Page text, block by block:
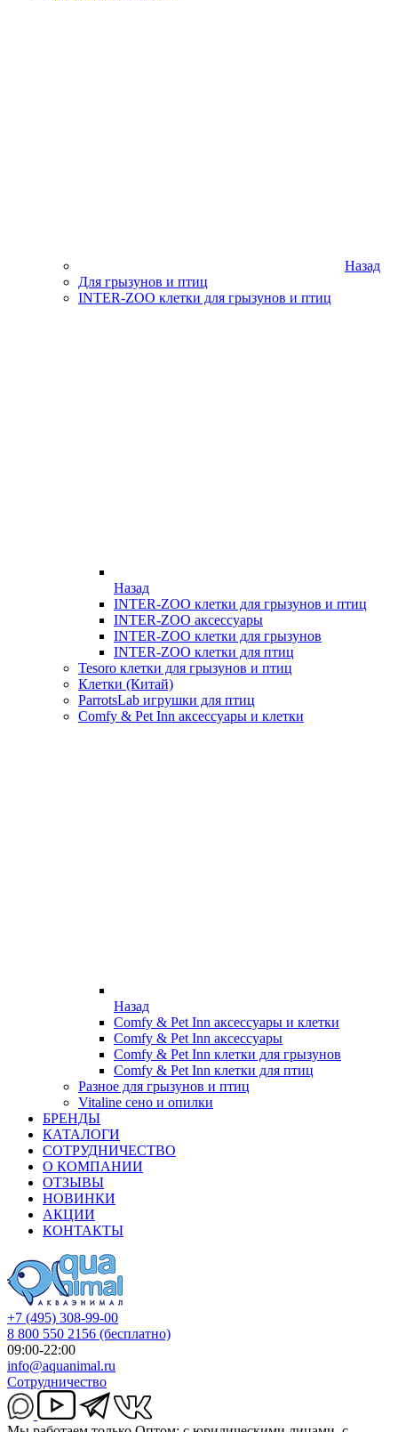
Назад
Для грызунов и птиц
INTER-ZOO клетки для грызунов и птиц
Назад
INTER-ZOO клетки для грызунов и птиц
INTER-ZOO аксессуары
INTER-ZOO клетки для грызунов
INTER-ZOO клетки для птиц
Tesoro клетки для грызунов и птиц
Клетки (Китай)
ParrotsLab игрушки для птиц
Comfy & Pet Inn аксессуары и клетки
Назад
Comfy & Pet Inn аксессуары и клетки
Comfy & Pet Inn аксессуары
Comfy & Pet Inn клетки для грызунов
Comfy & Pet Inn клетки для птиц
Разное для грызунов и птиц
Vitaline сено и опилки
БРЕНДЫ
КАТАЛОГИ
СОТРУДНИЧЕСТВО
О КОМПАНИИ
ОТЗЫВЫ
НОВИНКИ
АКЦИИ
КОНТАКТЫ
+7 (495) 308-99-00
8 800 550 2156 (бесплатно)
09:00-22:00
info@aquanimal.ru
Сотрудничество